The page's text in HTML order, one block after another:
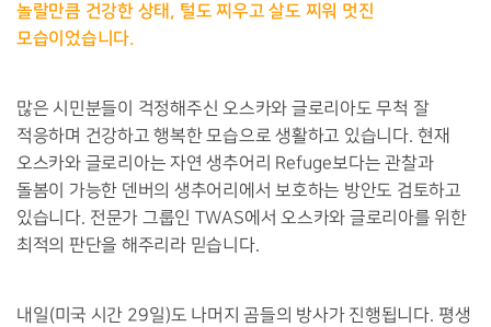
놀랄만큼 건강한 상태 , 털도 찌우고 살도 찌워 멋진
모습이었습니다.
많은 시민분들이 걱정해주신 오스카와 글로리아도 무척 잘
적응하며 건강하고 행복한 모습으로 생활하고 있습니다. 현재
오스카와 글로리아는 자연 생추어리 Refuge보다는 관찰과
돌봄이 가능한 덴버의 생추어리에서 보호하는 방안도 검토하고
있습니다. 전문가 그룹인 TWAS에서 오스카와 글로리아를 위한
최적의 판단을 해주리라 믿습니다.
내일(미국 시간 29일)도 나머지 곰들의 방사가 진행됩니다. 평생